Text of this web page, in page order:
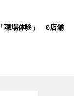
職場体験」 6店舗